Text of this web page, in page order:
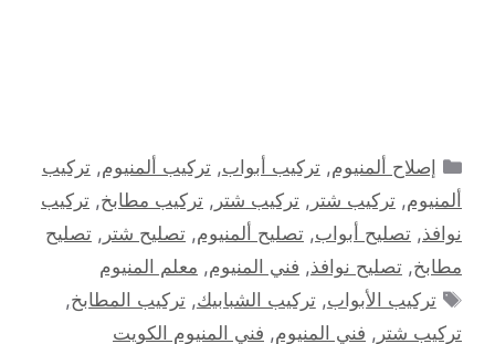
التصنيفات
إصلاح ألمنيوم,تركيب أبواب,تركيب ألمنيوم,تركيب
ألمنيوم, تركيب شتر , تركيب شتر , تركيب مطابخ, تركيب
نوافذ, تصليح أبواب, تصليح ألمنيوم, تصليح شتر , تصليح
مطابخ, تصليح نوافذ, فني المنيوم, معلم المنيوم
الوسوم
تركيب الأبواب,تركيب الشبابيك,تركيب المطابخ,
تركيب شتر , فني المنيوم, فني المنيوم الكويت